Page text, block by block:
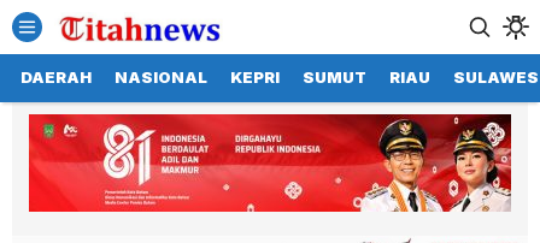
DAERAH NASIONAL KEPRI SUMUT RIAU